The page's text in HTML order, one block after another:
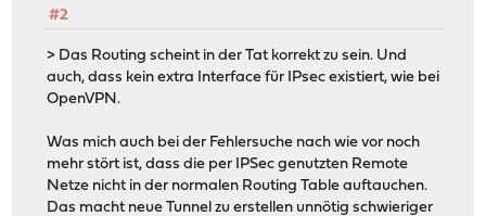
#2
> Das Routing scheint in der Tat korrekt zu sein. Und
auch, dass kein extra Interface für IPsec existiert, wie bei
OpenVPN.
Was mich auch bei der Fehlersuche nach wie vor noch
mehr stört ist, dass die per IPSec genutzten Remote
Netze nicht in der normalen Routing Table auftauchen.
Das macht neue Tunnel zu erstellen unnötig schwieriger